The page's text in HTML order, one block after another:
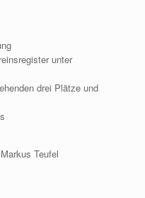
unter
drei Plätze und
Teufel